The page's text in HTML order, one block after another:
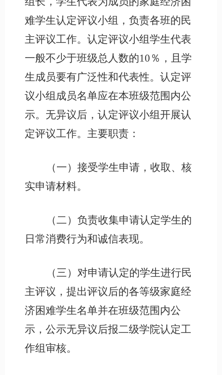
难学生认定评议小组，负责各班的民
主评议工作。认定评议小组学生代表
一般不少于班级总人数的10％，且学
生成员要有广泛性和代表性。认定评
议小组成员名单应在本班级范围内公
示。无异议后，认定评议小组开展认
定评议工作。主要职责：
（一）接受学生申请，收取、核
实申请材料。
（二）负责收集申请认定学生的
日常消费行为和诚信表现。
（三）对申请认定的学生进行民
主评议，提出评议后的各等级家庭经
济困难学生名单并在班级范围内公
示，公示无异议后报二级学院认定工
作组审核。